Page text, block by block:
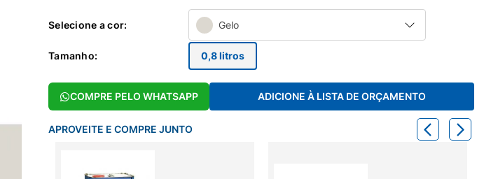
Selecione a cor: Gelo
Tamanho: 0,8 litros
COMPRE PELO WHATSAPP ADICIONE À LISTA DE ORÇAMENTO
APROVEITE E COMPRE JUNTO